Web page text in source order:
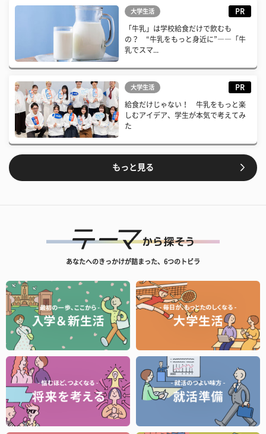
大学生活 PR
「牛乳」は学校給食だけで飲むも
の？ “牛乳をもっと身近に”――「牛
乳でスマ...
大学生活 PR
給食だけじゃない！ 牛乳をもっと楽
しむアイデア、学生が本気で考えてみ
た
もっと見る
あなたへのきっかけが詰まった、6つのトビラ